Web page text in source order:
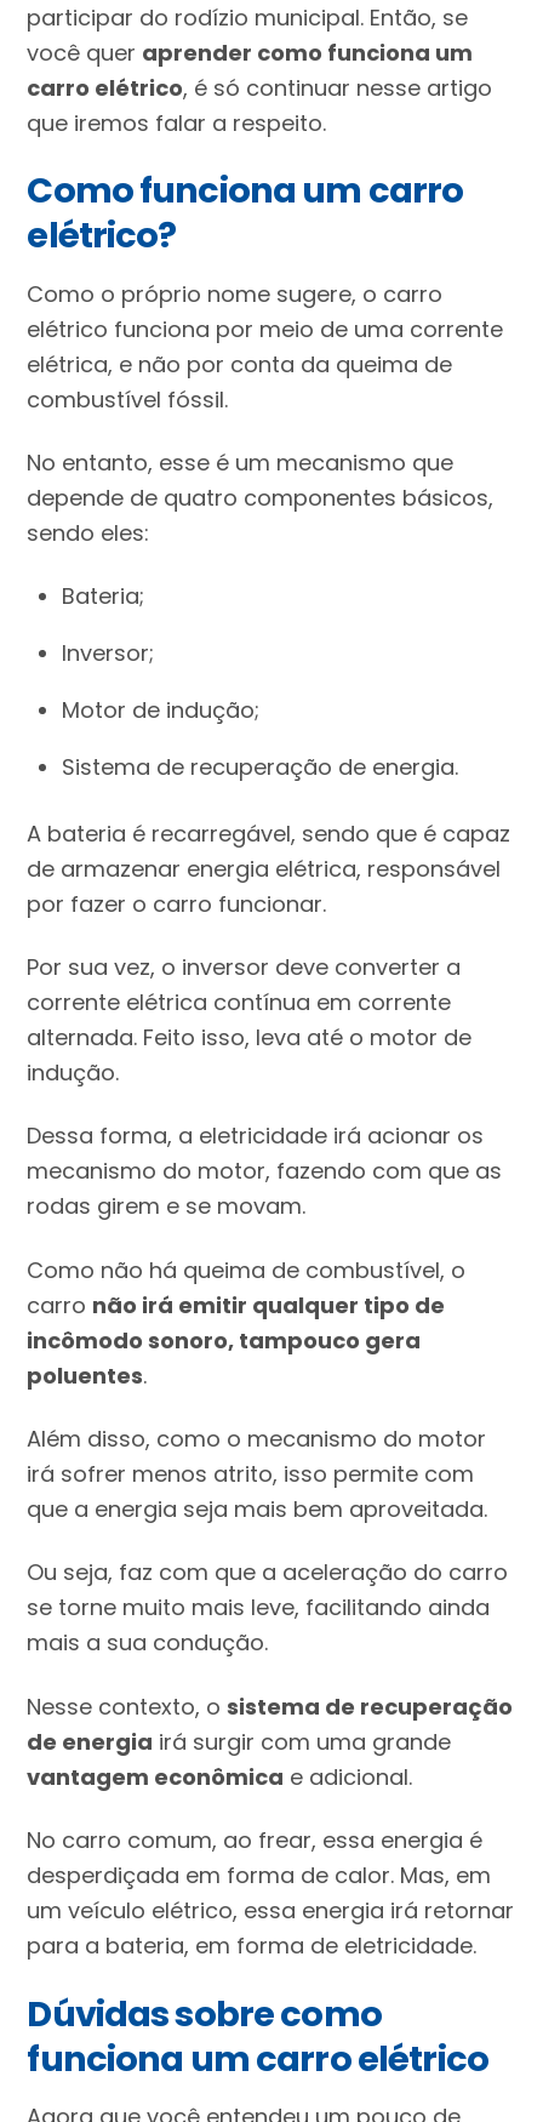
participar do rodízio municipal. Então, se
você quer aprender como funciona um
carro elétrico, é só continuar nesse artigo
que iremos falar a respeito.
Como funciona um carro
elétrico?
Como o próprio nome sugere, o carro
elétrico funciona por meio de uma corrente
elétrica, e não por conta da queima de
combustível fóssil.
No entanto, esse é um mecanismo que
depende de quatro componentes básicos,
sendo eles:
Bateria;
Inversor;
Motor de indução;
Sistema de recuperação de energia.
A bateria é recarregável, sendo que é capaz
de armazenar energia elétrica, responsável
por fazer o carro funcionar.
Por sua vez, o inversor deve converter a
corrente elétrica contínua em corrente
alternada. Feito isso, leva até o motor de
indução.
Dessa forma, a eletricidade irá acionar os
mecanismo do motor, fazendo com que as
rodas girem e se movam.
Como não há queima de combustível, o
carro não irá emitir qualquer tipo de
incômodo sonoro, tampouco gera
poluentes.
Além disso, como o mecanismo do motor
irá sofrer menos atrito, isso permite com
que a energia seja mais bem aproveitada.
Ou seja, faz com que a aceleração do carro
se torne muito mais leve, facilitando ainda
mais a sua condução.
Nesse contexto, osistema de recuperação
de energia irá surgir com uma grande
vantagem econômica e adicional.
No carro comum, ao frear, essa energia é
desperdiçada em forma de calor. Mas, em
um veículo elétrico, essa energia irá retornar
para a bateria, em forma de eletricidade.
Dúvidas sobre como
funciona um carro elétrico